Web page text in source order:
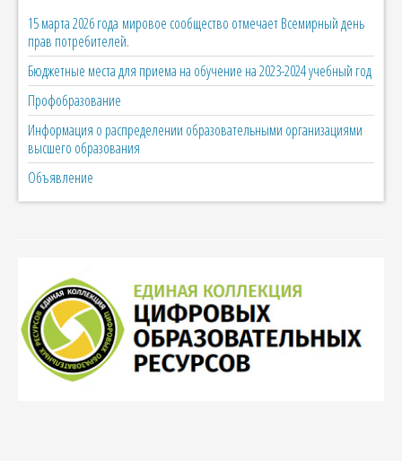
15 марта 2026 года мировое сообщество отмечает Всемирный день
прав потребителей.
Бюджетные места для приема на обучение на 2023-2024 учебный год
Профобразование
Информация о распределении образовательными организациями
высшего образования
Объявление